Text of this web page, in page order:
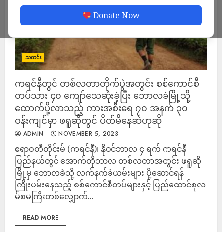
Donate Now
သတင်း
ကရင်နီတွင် တစ်လတာတိုက်ပွဲအတွင်း စစ်ကောင်စီ
တပ်သား ၄၀ ကျော်သေဆုံးခဲ့ပြီး ဘောလခဲမြို့သို့
ထောက်ပို့လာသည့် ကားအစီးရေ ၇၀ အနက် ၃၀
ဝန်းကျင်မှာ ဖရူဆိုတွင် ပိတ်မိနေဆဲဟုဆို
ADMIN NOVEMBER 5, 2023
ဧရာဝတီတိုင်းမ် (ကရင်နီ)၊ နိုဝင်ဘာလ ၄ ရက် ကရင်နီ
ပြည်နယ်တွင် အောက်တိုဘာလ တစ်လတာအတွင်း ဖရူဆို
မြို့မှ ဘောလခဲသို့ လက်နက်ခဲယမ်းများ ပို့ဆောင်ရန်
ကြိုးပမ်းနေသည့် စစ်ကောင်စီတပ်များနှင့် ပြည်ထောင်စုလ
မ်စမကြီးတစ်လျှောက်...
READ MORE